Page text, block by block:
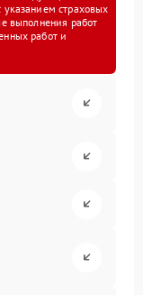
указанием страховых
выполнения работ
работ и